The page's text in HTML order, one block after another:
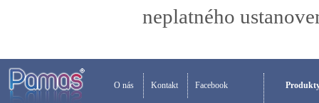
neplatného
O nás Kontakt Facebook